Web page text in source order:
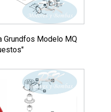
Grundfos Modelo MQ